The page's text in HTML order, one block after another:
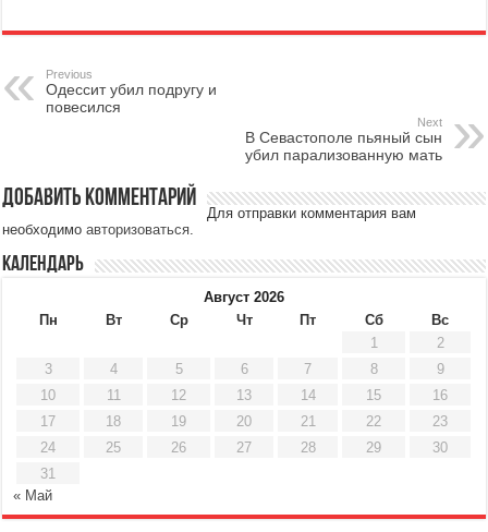
Previous
Одессит убил подругу и
повесился
Next
В Севастополе пьяный сын
убил парализованную мать
Добавить комментарий
Для отправки комментария вам
необходимоавторизоваться.
Календарь
Август 2026
Пн
Вт Ср Чт Пт Сб
Вс
1
2
3
4 5 6 7 8
9
10
11 12 13 14 15
16
17
18 19 20 21 22
23
24
25 26 27 28 29
30
31
« Май